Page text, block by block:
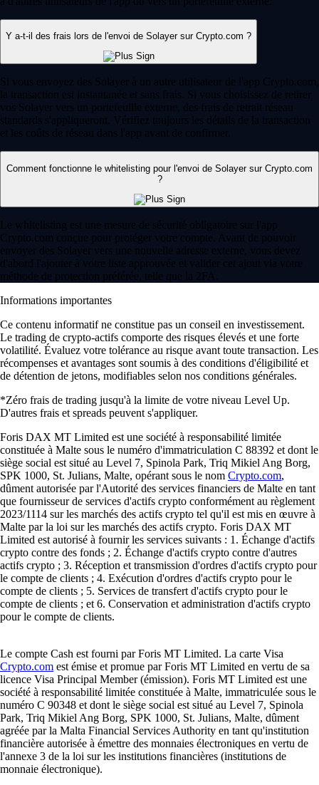
Y a-t-il des frais lors de l'envoi de Solayer sur Crypto.com ?
Si vous envoyez des Solayer à un autre utilisateur de l'app Crypto.com,
la transaction est instantanée et sans frais. Si vous choisissez de retirer
vos Solayer vers un portefeuille externe, des frais de retrait réseau
standards s'appliqueront. Vérifiez toujours les détails de la transaction
et les coûts de réseau dans l'app avant de confirmer.
Comment fonctionne le whitelisting pour l'envoi de Solayer sur Crypto.com
?
Le whitelisting est une mesure de sécurité obligatoire sur l'app
Crypto.com conçue pour protéger votre compte. Avant de pouvoir
envoyer des Solayer vers une nouvelle adresse externe, vous devez
d'abord l'ajouter à votre liste approuvée et valider cet ajout via votre
méthode de protection préférée, telle que la 2FA.
Informations importantes
Ce contenu informatif ne constitue pas un conseil en investissement.
Le trading de crypto-actifs comporte des risques élevés et une forte
volatilité. Évaluez votre tolérance au risque avant toute transaction. Les
récompenses et avantages sont soumis à des conditions d'éligibilité et
de détention de jetons, modifiables selon nos conditions générales.
*Zéro frais de trading jusqu'à la limite de votre niveau Level Up.
D'autres frais et spreads peuvent s'appliquer.
Foris DAX MT Limited est une société à responsabilité limitée
constituée à Malte sous le numéro d'immatriculation C 88392 et dont le
siège social est situé au Level 7, Spinola Park, Triq Mikiel Ang Borg,
SPK 1000, St. Julians, Malte, opérant sous le nom Crypto.com,
dûment autorisée par l'Autorité des services financiers de Malte en tant
que fournisseur de services d'actifs crypto conformément au règlement
2023/1114 sur les marchés des actifs crypto tel qu'il est mis en œuvre à
Malte par la loi sur les marchés des actifs crypto. Foris DAX MT
Limited est autorisé à fournir les services suivants : 1. Échange d'actifs
crypto contre des fonds ; 2. Échange d'actifs crypto contre d'autres
actifs crypto ; 3. Réception et transmission d'ordres d'actifs crypto pour
le compte de clients ; 4. Exécution d'ordres d'actifs crypto pour le
compte de clients ; 5. Services de transfert d'actifs crypto pour le
compte de clients ; et 6. Conservation et administration d'actifs crypto
pour le compte de clients.
Le compte Cash est fourni par Foris MT Limited. La carte Visa
Crypto.com est émise et promue par Foris MT Limited en vertu de sa
licence Visa Principal Member (émission). Foris MT Limited est une
société à responsabilité limitée constituée à Malte, immatriculée sous le
numéro C 90348 et dont le siège social est situé au Level 7, Spinola
Park, Triq Mikiel Ang Borg, SPK 1000, St. Julians, Malte, dûment
agréée par la Malta Financial Services Authority en tant qu'institution
financière autorisée à émettre des monnaies électroniques en vertu de
l'annexe 3 de la loi sur les institutions financières (institutions de
monnaie électronique).